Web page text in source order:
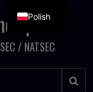
/ NATSEC
Polish